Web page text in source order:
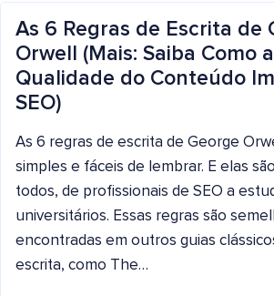
As 6 Regras de Escrita de
Orwell (Mais: Saiba Como a
Qualidade do Conteúdo
SEO)
As 6 regras de escrita de George
simples e fáceis de lembrar. E elas
todos, de profissionais de SEO a
universitários. Essas regras são
encontradas em outros guias
escrita, como The…